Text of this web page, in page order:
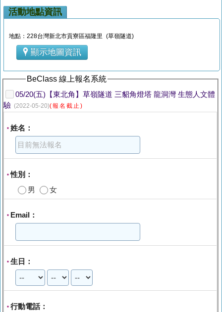
活動地點資訊
地點：228台灣新北市貢寮區福隆里 (草嶺隧道)
顯示地圖資訊
BeClass 線上報名系統
05/20(五)【東北角】草嶺隧道 三貂角燈塔 龍洞灣 生態人文體
驗 (2022-05-20)(報名截止)
* 姓名：
*性別：
男
女
* Email：
* 生日：
* 行動電話：